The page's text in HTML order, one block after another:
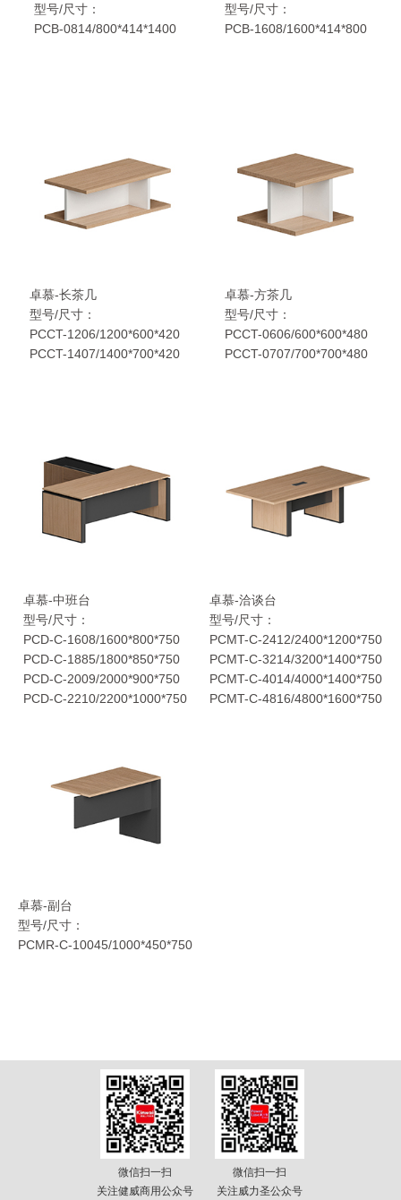
型号/尺寸：
PCB-0814/800*414*1400
型号/尺寸：
PCB-1608/1600*414*800
卓慕-长茶几
型号/尺寸：
PCCT-1206/1200*600*420
PCCT-1407/1400*700*420
卓慕-方茶几
型号/尺寸：
PCCT-0606/600*600*480
PCCT-0707/700*700*480
卓慕-中班台
型号/尺寸：
PCD-C-1608/1600*800*750
PCD-C-1885/1800*850*750
PCD-C-2009/2000*900*750
PCD-C-2210/2200*1000*750
卓慕-洽谈台
型号/尺寸：
PCMT-C-2412/2400*1200*750
PCMT-C-3214/3200*1400*750
PCMT-C-4014/4000*1400*750
PCMT-C-4816/4800*1600*750
卓慕-副台
型号/尺寸：
PCMR-C-10045/1000*450*750
微信扫一扫
关注健威商用公众号
微信扫一扫
关注威力圣公众号